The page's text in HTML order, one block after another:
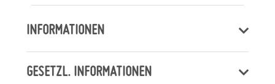
INFORMATIONEN
GESETZL. INFORMATIONEN